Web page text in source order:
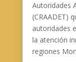
Autoridades
(CRAADET)
autoridades
la atención
regiones